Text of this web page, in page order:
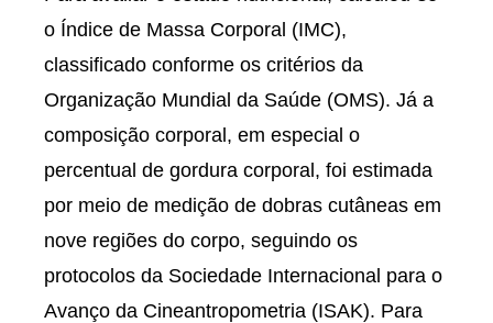
o Índice de Massa Corporal (IMC),
classificado conforme os critérios da
Organização Mundial da Saúde (OMS). Já a
composição corporal, em especial o
percentual de gordura corporal, foi estimada
por meio de medição de dobras cutâneas em
nove regiões do corpo, seguindo os
protocolos da Sociedade Internacional para o
Avanço da Cineantropometria (ISAK). Para